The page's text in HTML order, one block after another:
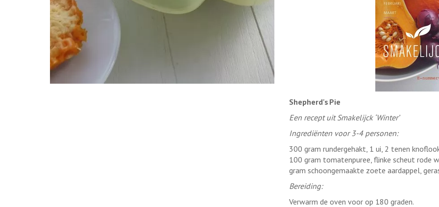
Shepherd's Pie
Een recept uit Smakelijck ‘Winter’
Ingrediënten voor 3-4 personen:
300 gram rundergehakt, 1 ui, 2 tenen
100 gram tomatenpuree, flinke scheut rode
gram schoongemaakte zoete aardappel,
Bereiding:
Verwarm de oven voor op 180 graden.